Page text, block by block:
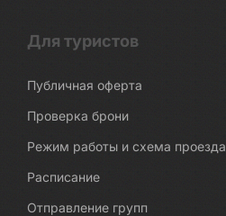
Для туристов
Публичная оферта
Проверка брони
Режим работы и схема проезда
Расписание
Отправление групп